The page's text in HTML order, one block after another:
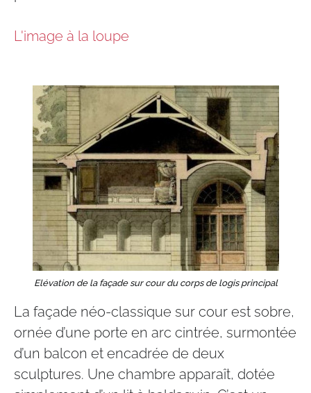
L'image à la loupe
Elévation de la façade sur cour du corps de logis principal
La façade néo-classique sur cour est sobre,
ornée d’une porte en arc cintrée, surmontée
d’un balcon et encadrée de deux
sculptures. Une chambre apparaît, dotée